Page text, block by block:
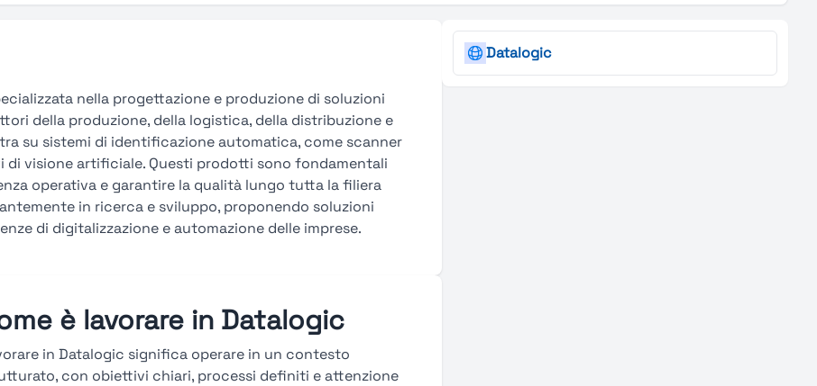
nella progettazione e produzione di soluzioni
della produzione, della logistica, della distribuzione e
su sistemi di identificazione automatica, come scanner
di visione artificiale. Questi prodotti sono fondamentali
operativa e garantire la qualità lungo tutta la filiera
in ricerca e sviluppo, proponendo soluzioni
di digitalizzazione e automazione delle imprese.
è lavorare in Datalogic
in Datalogic significa operare in un contesto
con obiettivi chiari, processi definiti e attenzione
Datalogic